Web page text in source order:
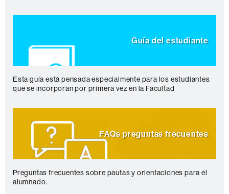
Guía del estudiante
Esta guía está pensada especialmente para los estudiantes
que se incorporan por primera vez en la Facultad
FAQs preguntas frecuentes
Preguntas frecuentes sobre pautas y orientaciones para el
alumnado.